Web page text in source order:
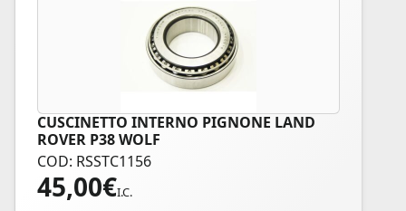
CUSCINETTO INTERNO PIGNONE LAND
ROVER P38 WOLF
COD: RSSTC1156
45,00€I.C.